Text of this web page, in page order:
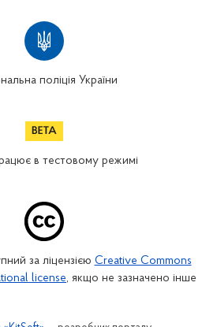
поліція України
в тестовому режимі
за ліцензією Creative Commons
license, якщо не зазначено інше